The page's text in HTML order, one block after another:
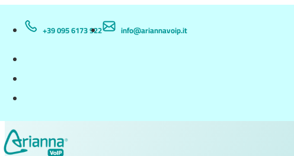
+39 095 6173 922 info@ariannavoip.it